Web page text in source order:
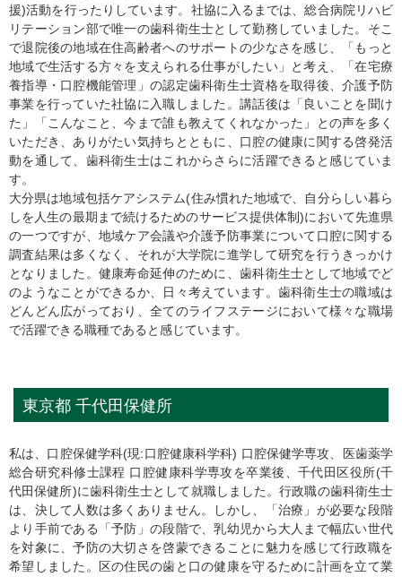
援)活動を行ったりしています。社協に入るまでは、総合病院リハビ
リテーション部で唯一の歯科衛生士として勤務していました。そこ
で退院後の地域在住高齢者へのサポートの少なさを感じ、「もっと
地域で生活する方々を支えられる仕事がしたい」と考え、「在宅療
養指導・口腔機能管理」の認定歯科衛生士資格を取得後、介護予防
事業を行っていた社協に入職しました。講話後は「良いことを聞け
た」「こんなこと、今まで誰も教えてくれなかった」との声を多く
いただき、ありがたい気持ちとともに、口腔の健康に関する啓発活
動を通して、歯科衛生士はこれからさらに活躍できると感じていま
す。
大分県は地域包括ケアシステム(住み慣れた地域で、自分らしい暮ら
しを人生の最期まで続けるためのサービス提供体制)において先進県
の一つですが、地域ケア会議や介護予防事業について口腔に関する
調査結果は多くなく、それが大学院に進学して研究を行うきっかけ
となりました。健康寿命延伸のために、歯科衛生士として地域でど
のようなことができるか、日々考えています。歯科衛生士の職域は
どんどん広がっており、全てのライフステージにおいて様々な職場
で活躍できる職種であると感じています。
東京都 千代田保健所
私は、口腔保健学科(現:口腔健康科学科) 口腔保健学専攻、医歯薬学
総合研究科修士課程 口腔健康科学専攻を卒業後、千代田区役所(千
代田保健所)に歯科衛生士として就職しました。行政職の歯科衛生士
は、決して人数は多くありません。しかし、「治療」が必要な段階
より手前である「予防」の段階で、乳幼児から大人まで幅広い世代
を対象に、予防の大切さを啓蒙できることに魅力を感じて行政職を
希望しました。区の住民の歯と口の健康を守るために計画を立て業